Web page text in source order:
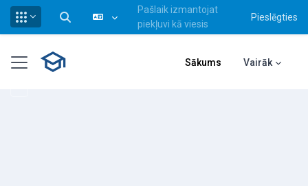
Pārslēgt meklēšanas ievadi
Pašlaik izmantojat
piekļuvi kā viesis
Pieslēgties
Sānu panelis Sākums Vairāk